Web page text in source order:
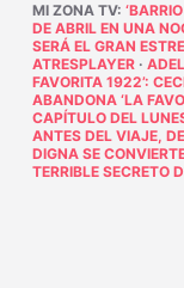
MI ZONA TV:
DE ABRIL EN UNA
SERÁ EL GRAN
ATRESPLAYER·
FAVORITA 1922’:
ABANDONA ‘LA
CAPÍTULO DEL
ANTES DEL VIAJE,
DIGNA SE
TERRIBLE SECRETO